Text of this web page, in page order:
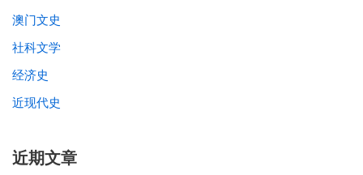
澳门文史
社科文学
经济史
近现代史
近期文章